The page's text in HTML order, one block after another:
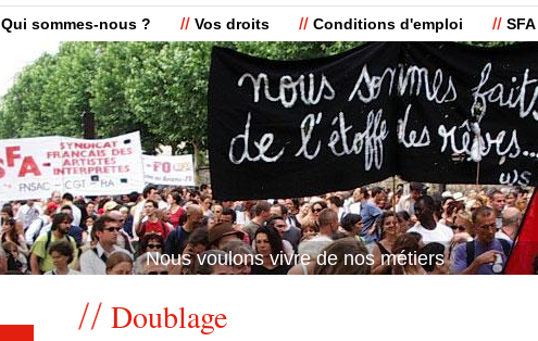
Qui sommes-nous ? Vos droits Conditions d'emploi
Nous voulons vivre de nos métiers
Nous voulons vivre de nos métiers
Doublage